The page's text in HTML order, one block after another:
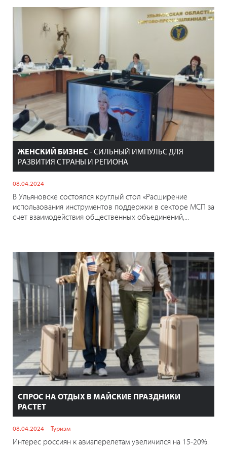
ЖЕНСКИЙ БИЗНЕС - СИЛЬНЫЙ ИМПУЛЬС ДЛЯ
РАЗВИТИЯ СТРАНЫ И РЕГИОНА
08.04.2024
В Ульяновске состоялся круглый стол «Расширение
использования инструментов поддержки в секторе МСП за
счет взаимодействия общественных объединений,...
СПРОС НА ОТДЫХ В МАЙСКИЕ ПРАЗДНИКИ
РАСТЕТ
08.04.2024 Туризм
Интерес россиян к авиаперелетам увеличился на 15-20%.